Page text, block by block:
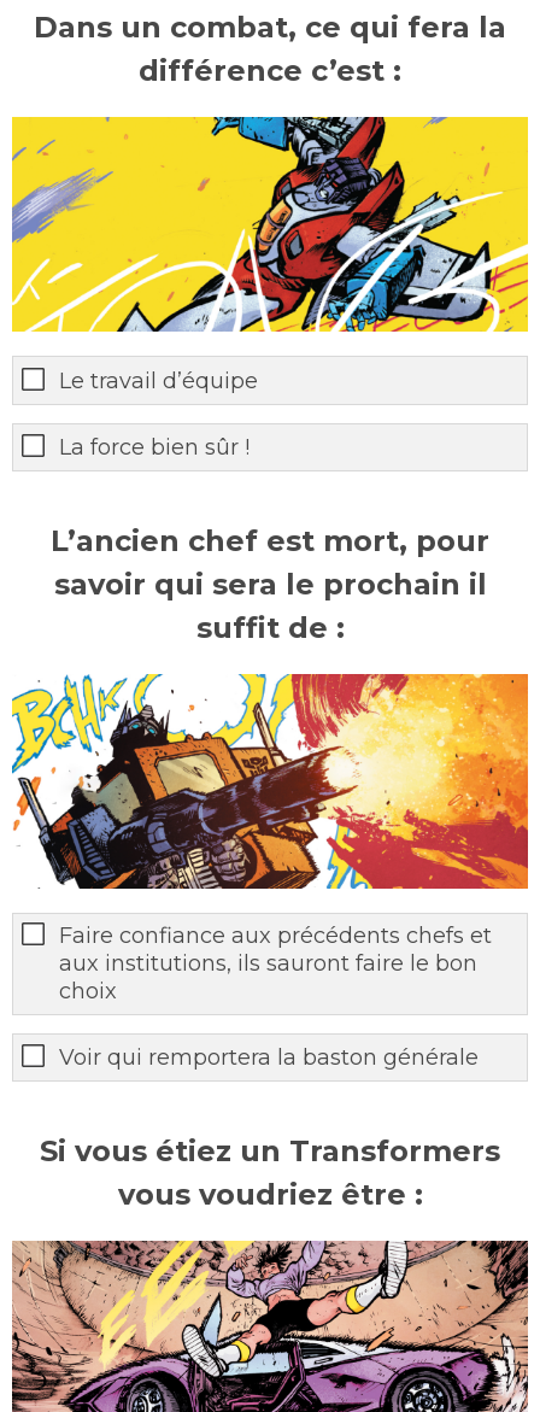
Dans un combat, ce qui fera la
différence c’est :
Le travail d’équipe
La force bien sûr !
L’ancien chef est mort, pour
savoir qui sera le prochain il
suffit de :
Faire confiance aux précédents chefs et
aux institutions, ils sauront faire le bon
choix
Voir qui remportera la baston générale
Si vous étiez un Transformers
vous voudriez être :